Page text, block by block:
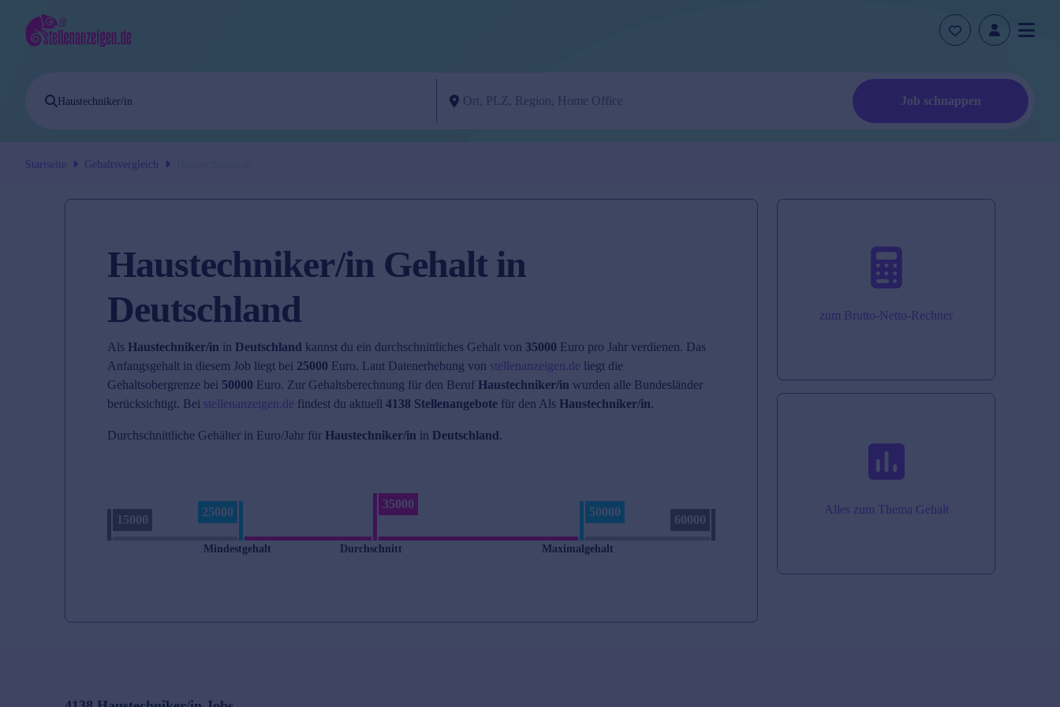
Job schnappen
Startseite Gehaltsvergleich
Haustechniker/in Gehalt in
Deutschland
Als Haustechniker/in in Deutschland kannst du ein durchschnittliches Gehalt von 35000 Euro pro Jahr verdienen. Das
Anfangsgehalt in diesem Job liegt bei 25000 Euro. Laut Datenerhebung von stellenanzeigen.de liegt die
Gehaltsobergrenze bei 50000 Euro. Zur Gehaltsberechnung für den Beruf Haustechniker/in wurden alle Bundesländer
berücksichtigt. Bei stellenanzeigen.de findest du aktuell 4138 Stellenangebote für den Als Haustechniker/in.
Durchschnittliche Gehälter in Euro/Jahr für Haustechniker/in in Deutschland.
15000
25000
Mindestgehalt
35000
Durchschnitt
50000
Maximalgehalt
60000
zum Brutto-Netto-Rechner
Alles zum Thema Gehalt